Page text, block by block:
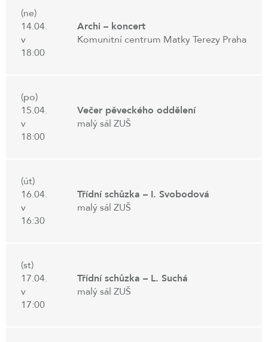
(ne)
14.04.
v
18:00
Archi – koncert
Komunitní centrum Matky Terezy Praha
(po)
15.04.
v
18:00
Večer pěveckého oddělení
malý sál ZUŠ
(út)
16.04.
v
16:30
Třídní schůzka – I. Svobodová
malý sál ZUŠ
(st)
17.04.
v
17:00
Třídní schůzka – L. Suchá
malý sál ZUŠ